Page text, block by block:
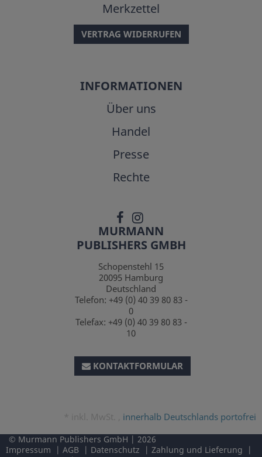
Merkzettel
VERTRAG WIDERRUFEN
INFORMATIONEN
Über uns
Handel
Presse
Rechte
MURMANN
PUBLISHERS GMBH
Schopenstehl 15
20095 Hamburg
Deutschland
Telefon: +49 (0) 40 39 80 83 -
0
Telefax: +49 (0) 40 39 80 83 -
10
KONTAKTFORMULAR
innerhalb Deutschlands portofrei
Murmann Publishers GmbH
2026
Impressum
AGB Datenschutz
Zahlung und Lieferung